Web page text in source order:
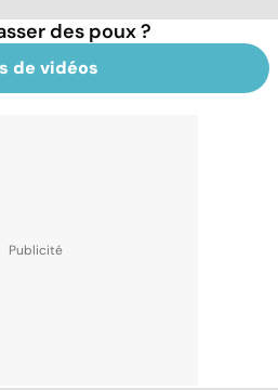
des poux ?
de vidéos